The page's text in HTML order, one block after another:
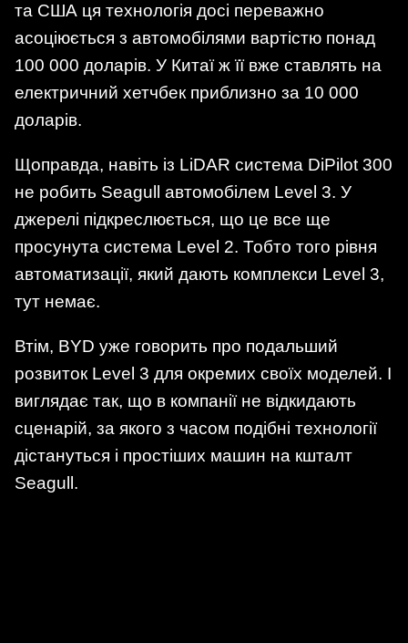
та США ця технологія досі переважно
асоціюється з автомобілями вартістю понад
100 000 доларів. У Китаї ж її вже ставлять на
електричний хетчбек приблизно за 10 000
доларів.
Щоправда, навіть із LiDAR система DiPilot 300
не робить Seagull автомобілем Level 3. У
джерелі підкреслюється, що це все ще
просунута система Level 2. Тобто того рівня
автоматизації, який дають комплекси Level 3,
тут немає.
Втім, BYD уже говорить про подальший
розвиток Level 3 для окремих своїх моделей. І
виглядає так, що в компанії не відкидають
сценарій, за якого з часом подібні технології
дістануться і простіших машин на кшталт
Seagull.